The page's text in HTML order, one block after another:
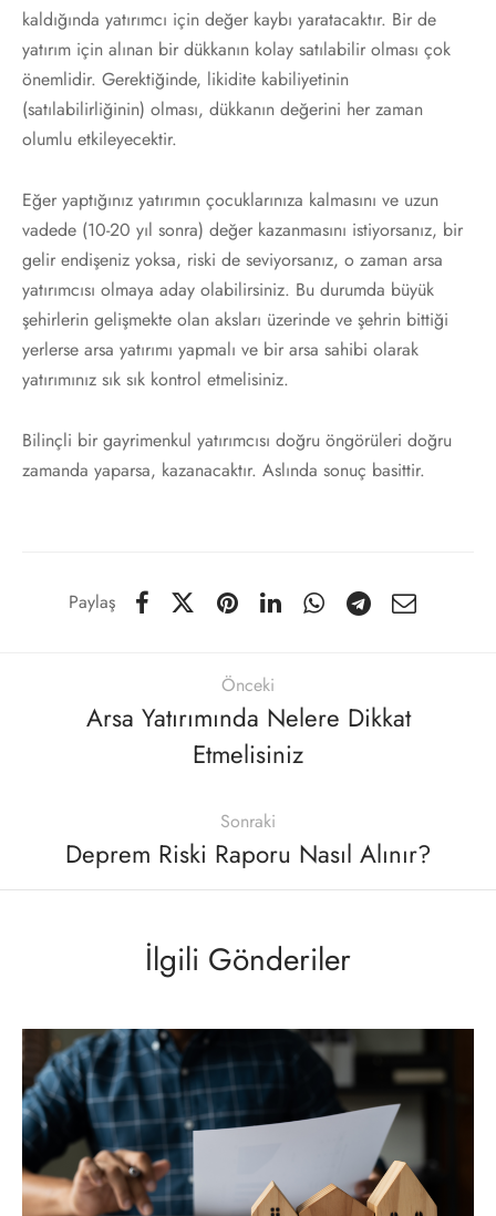
kaldığında yatırımcı için değer kaybı yaratacaktır. Bir de
yatırım için alınan bir dükkanın kolay satılabilir olması çok
önemlidir. Gerektiğinde, likidite kabiliyetinin
(satılabilirliğinin) olması, dükkanın değerini her zaman
olumlu etkileyecektir.
Eğer yaptığınız yatırımın çocuklarınıza kalmasını ve uzun
vadede (10-20 yıl sonra) değer kazanmasını istiyorsanız, bir
gelir endişeniz yoksa, riski de seviyorsanız, o zaman arsa
yatırımcısı olmaya aday olabilirsiniz. Bu durumda büyük
şehirlerin gelişmekte olan aksları üzerinde ve şehrin bittiği
yerlerse arsa yatırımı yapmalı ve bir arsa sahibi olarak
yatırımınız sık sık kontrol etmelisiniz.
Bilinçli bir gayrimenkul yatırımcısı doğru öngörüleri doğru
zamanda yaparsa, kazanacaktır. Aslında sonuç basittir.
Paylaş
Önceki
Arsa Yatırımında Nelere Dikkat
Etmelisiniz
Sonraki
Deprem Riski Raporu Nasıl Alınır?
İlgili Gönderiler